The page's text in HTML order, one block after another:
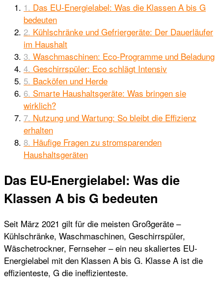
Das EU-Energielabel: Was die Klassen A bis G
bedeuten
Kühlschränke und Gefriergeräte: Der Dauerläufer
im Haushalt
Waschmaschinen: Eco-Programme und Beladung
Geschirrspüler: Eco schlägt Intensiv
Backöfen und Herde
Smarte Haushaltsgeräte: Was bringen sie
wirklich?
Nutzung und Wartung: So bleibt die Effizienz
erhalten
Häufige Fragen zu stromsparenden
Haushaltsgeräten
Das EU-Energielabel: Was die
Klassen A bis G bedeuten
Seit März 2021 gilt für die meisten Großgeräte –
Kühlschränke, Waschmaschinen, Geschirrspüler,
Wäschetrockner, Fernseher – ein neu skaliertes EU-
Energielabel mit den Klassen A bis G. Klasse A ist die
effizienteste, G die ineffizienteste.